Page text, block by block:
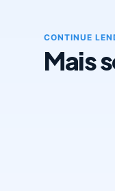
CONTINUE
Mais